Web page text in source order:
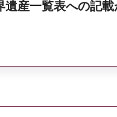
遺産一覧表への記